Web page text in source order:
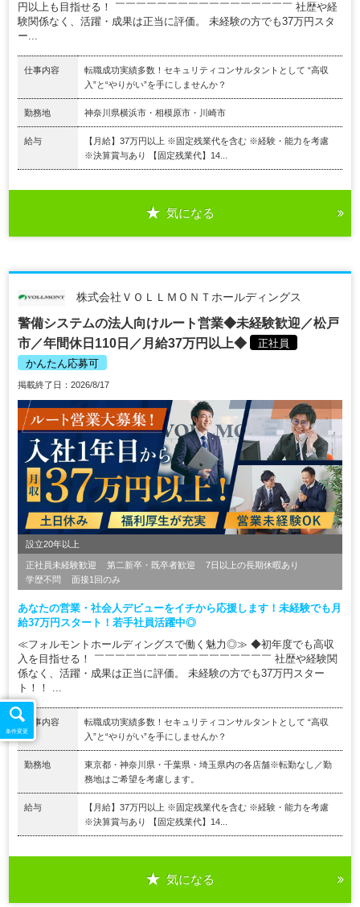
円以上も目指せる！ ￣￣￣￣￣￣￣￣￣￣￣￣￣￣￣￣￣ 社歴や経
験関係なく、活躍・成果は正当に評価。 未経験の方でも37万円スタ
ー...
仕事内容
転職成功実績多数！セキュリティコンサルタントとして “高収
入”と“やりがい”を手にしませんか？
勤務地 神奈川県横浜市・相模原市・川崎市
給与
【月給】37万円以上 ※固定残業代を含む ※経験・能力を考慮
※決算賞与あり 【固定残業代】14...
気になる
株式会社ＶＯＬＬＭＯＮＴホールディングス
警備システムの法人向けルート営業◆未経験歓迎／松戸
市／年間休日110日／月給37万円以上◆
正社員
かんたん応募可
掲載終了日：2026/8/17
設立20年以上
正社員未経験歓迎 第二新卒・既卒者歓迎
7日以上の長期休暇あり
学歴不問
面接1回のみ
あなたの営業・社会人デビューをイチから応援します！未経験でも月
給37万円スタート！若手社員活躍中◎
≪フォルモントホールディングスで働く魅力◎≫ ◆初年度でも高収
入を目指せる！ ￣￣￣￣￣￣￣￣￣￣￣￣￣￣￣￣￣ 社歴や経験関
係なく、活躍・成果は正当に評価。 未経験の方でも37万円スター
ト！！ ...
仕事内容
転職成功実績多数！セキュリティコンサルタントとして “高収
入”と“やりがい”を手にしませんか？
勤務地
東京都・神奈川県・千葉県・埼玉県内の各店舗※転勤なし／勤
務地はご希望を考慮します。
給与
【月給】37万円以上 ※固定残業代を含む ※経験・能力を考慮
※決算賞与あり 【固定残業代】14...
気になる
条件変更